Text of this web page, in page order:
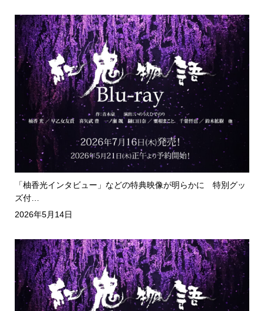
「柚香光インタビュー」などの特典映像が明らかに 特別グッ
ズ付…
2026年5月14日